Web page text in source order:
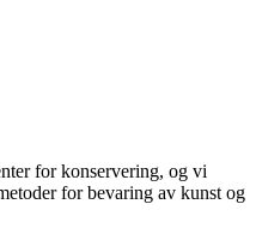
for konservering, og vi
for bevaring av kunst og